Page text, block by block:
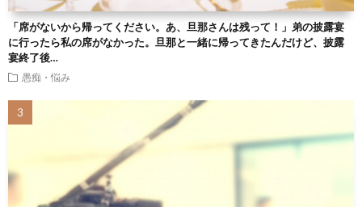
「席がないから帰ってください。あ、旦那さんは残って！」弟の披露宴
に行ったら私の席がなかった。旦那と一緒に帰ってきたんだけど、披露
宴終了後…
愚痴・悩み